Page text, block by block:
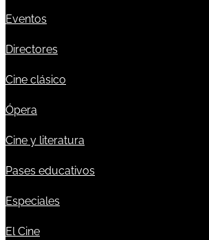
Eventos
Directores
Cine clásico
Ópera
Cine y literatura
Pases educativos
Especiales
El Cine